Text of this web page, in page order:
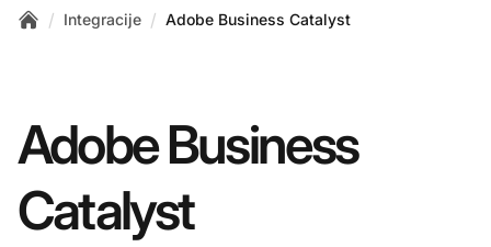
/ Integracije / Adobe Business Catalyst
Adobe Business
Catalyst